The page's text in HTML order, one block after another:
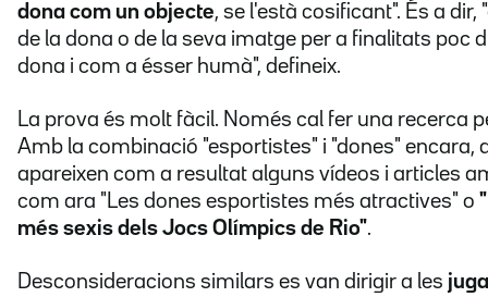
dona com un objecte, se l'està cosificant". És a dir,
de la dona o de la seva imatge per a finalitats poc
dona i com a ésser humà", defineix.
La prova és molt fàcil. Només cal fer una recerca
Amb la combinació "esportistes" i "dones" encara,
apareixen com a resultat alguns vídeos i articles
com ara "Les dones esportistes més atractives" o
més sexis dels Jocs Olímpics de Rio".
Desconsideracions similars es van dirigir a les